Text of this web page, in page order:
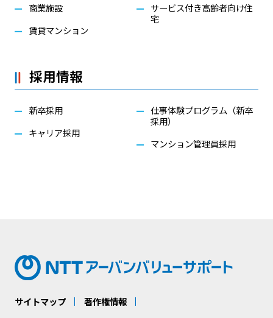
商業施設
賃貸マンション
サービス付き高齢者向け住
宅
採用情報
新卒採用
キャリア採用
仕事体験プログラム（新卒
採用）
マンション管理員採用
サイトマップ
著作権情報